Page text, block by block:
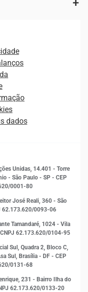
dados
Unidas, 14.401 - Torre
- São Paulo - SP - CEP
0001-80
José Reali, 360 - São
62.173.620/0093-06
Tamandaré, 1024 - Vila
62.173.620/0104-95
Sul, Quadra 2, Bloco C,
Sul, Brasília - DF - CEP
0131-68
231 - Bairro Ilha do
62.173.620/0133-20